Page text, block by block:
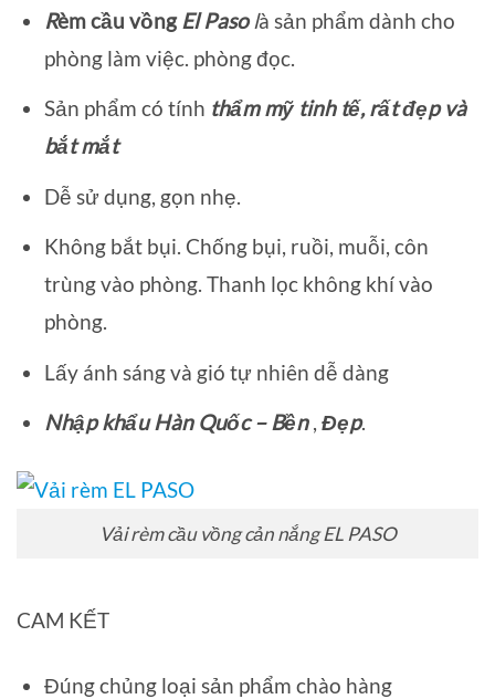
Rèm cầu vồng El Pasolà sản phẩm dành cho
phòng làm việc. phòng đọc.
Sản phẩm có tính thẩm mỹ tinh tế,rất đẹp và
bắt mắt
Dễ sử dụng, gọn nhẹ.
Không bắt bụi. Chống bụi, ruồi, muỗi, côn
trùng vào phòng. Thanh lọc không khí vào
phòng.
Lấy ánh sáng và gió tự nhiên dễ dàng
Nhập khẩu Hàn Quốc – Bền, Đẹp.
Vải rèm cầu vồng cản nắng EL PASO
CAM KẾT
Đúng chủng loại sản phẩm chào hàng